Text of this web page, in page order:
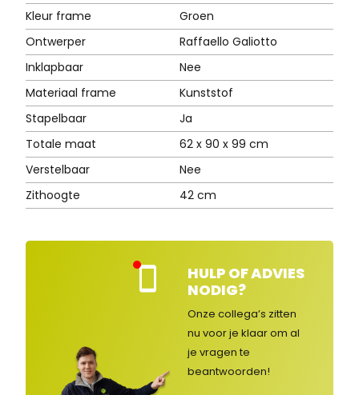
Kleur frame
Groen
Ontwerper
Raffaello Galiotto
Inklapbaar
Nee
Materiaal frame
Kunststof
Stapelbaar
Ja
Totale maat
62 x 90 x 99 cm
Verstelbaar
Nee
Zithoogte
42 cm
nte
en
HULP OF ADVIES
NODIG?
Onze collega’s zitten
nu voor je klaar om al
je vragen te
beantwoorden!